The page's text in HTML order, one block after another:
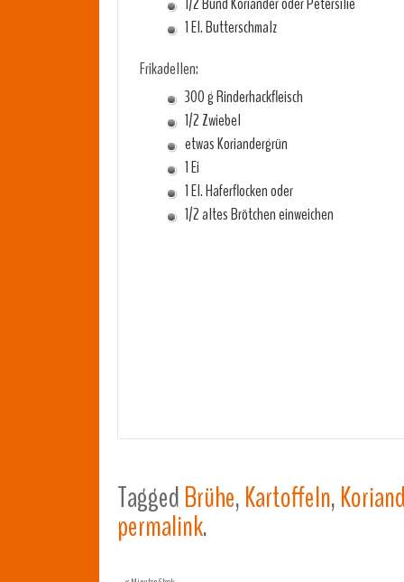
1 El. Butterschmalz
Frikadellen:
300 g Rinderhackfleisch
1/2 Zwiebel
etwas Koriandergrün
1 Ei
1 El. Haferflocken oder
1/2 altes Brötchen einweichen
TaggedBrühe,Kartoffeln,
permalink.